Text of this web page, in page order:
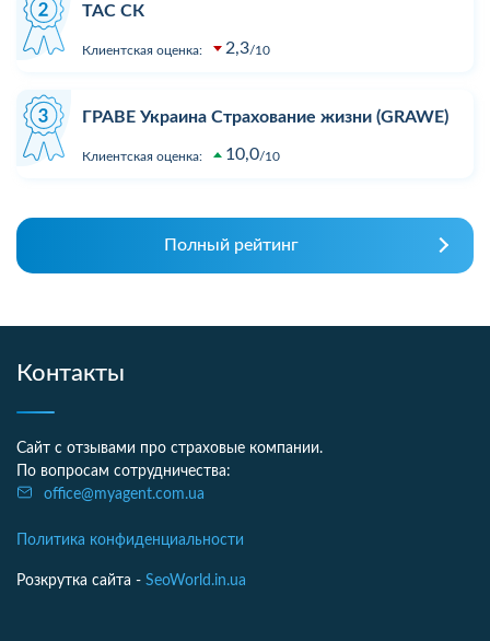
ТАС СК
Клиентская оценка: 2,3 10
ГРАВЕ Украина Страхование жизни (GRAWE)
Клиентская оценка: 10,0 10
Полный рейтинг
Контакты
Сайт с отзывами про страховые компании.
По вопросам сотрудничества:
office@myagent.com.ua
Политика конфиденциальности
Розкрутка сайта - SeoWorld.in.ua